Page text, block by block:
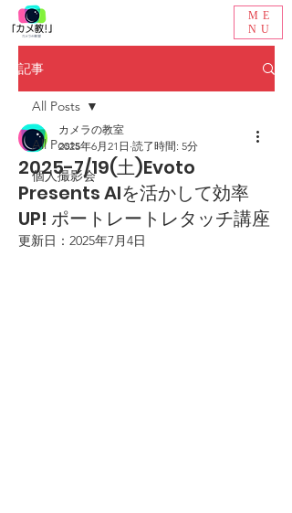
ME
NU
記事
All Posts
個人撮影会
All Posts
2025-7/19(土)Evoto
Presents AIを活かして効率
UP! ポートレートレタッチ講座
カメラの教室
2025年6月21日 読了時間: 5分
更新日： 2025年7月4日